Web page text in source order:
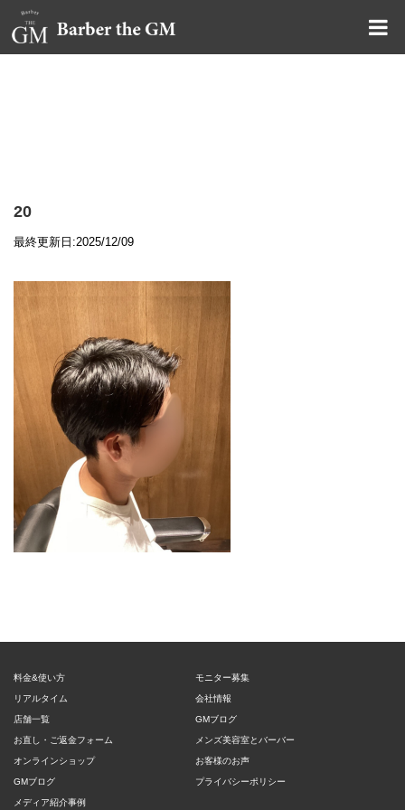
20
最終更新日:2025/12/09
料金&使い方
リアルタイム
店舗一覧
お直し・ご返金フォーム
オンラインショップ
GMブログ
メディア紹介事例
モニター募集
会社情報
GMブログ
メンズ美容室とバーバー
お客様のお声
プライバシーポリシー